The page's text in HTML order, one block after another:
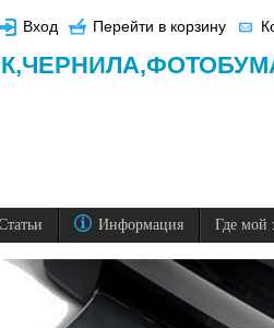
Вход Перейти в корзину
ЧЕРНИЛА,
Информация Где мой